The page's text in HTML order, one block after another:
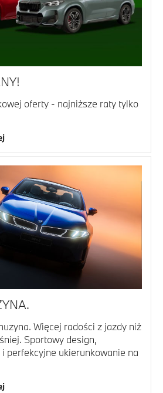
oferty - najniższe raty tylko
Więcej radości z jazdy niż
Sportowy design,
perfekcyjne ukierunkowanie na